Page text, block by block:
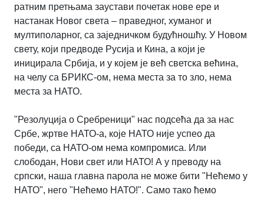
ратним претњама заустави почетак нове ере и
настанак Новог света – праведног, хуманог и
мултиполарног, са заједничком будућношћу. У Новом
свету, који предводе Русија и Кина, а који је
иницирала Србија, и у којем је већ светска већина,
на челу са БРИКС-ом, нема места за то зло, нема
места за НАТО.
"Резолуција о Сребреници" нас подсећа да за нас
Србе, жртве НАТО-а, које НАТО није успео да
победи, са НАТО-ом нема компромиса. Или
слободан, Нови свет или НАТО! А у преводу на
српски, наша главна парола не може бити "Нећемо у
НАТО", него "Нећемо НАТО!". Само тако ћемо